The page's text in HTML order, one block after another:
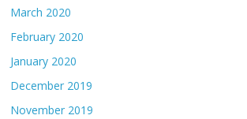
March 2020
February 2020
January 2020
December 2019
November 2019